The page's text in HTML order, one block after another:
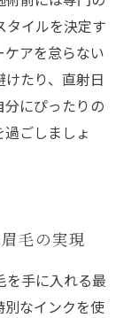
タイルを決定す
アを怠らない
たり、直射日
にぴったりの
ごしましょ
毛の実現
を手に入れる最
別なインクを使